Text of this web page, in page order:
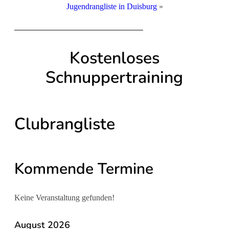
Jugendrangliste in Duisburg »
Kostenloses
Schnuppertraining
Clubrangliste
Kommende Termine
Keine Veranstaltung gefunden!
August 2026